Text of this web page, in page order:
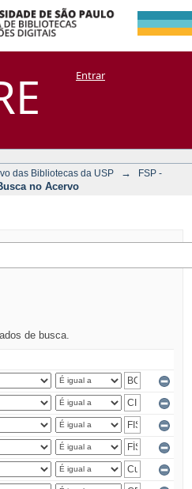
Acervo
+ CoriscoEntrar
das Bibliotecas da USP →
FSP -
no Acervo
de busca.